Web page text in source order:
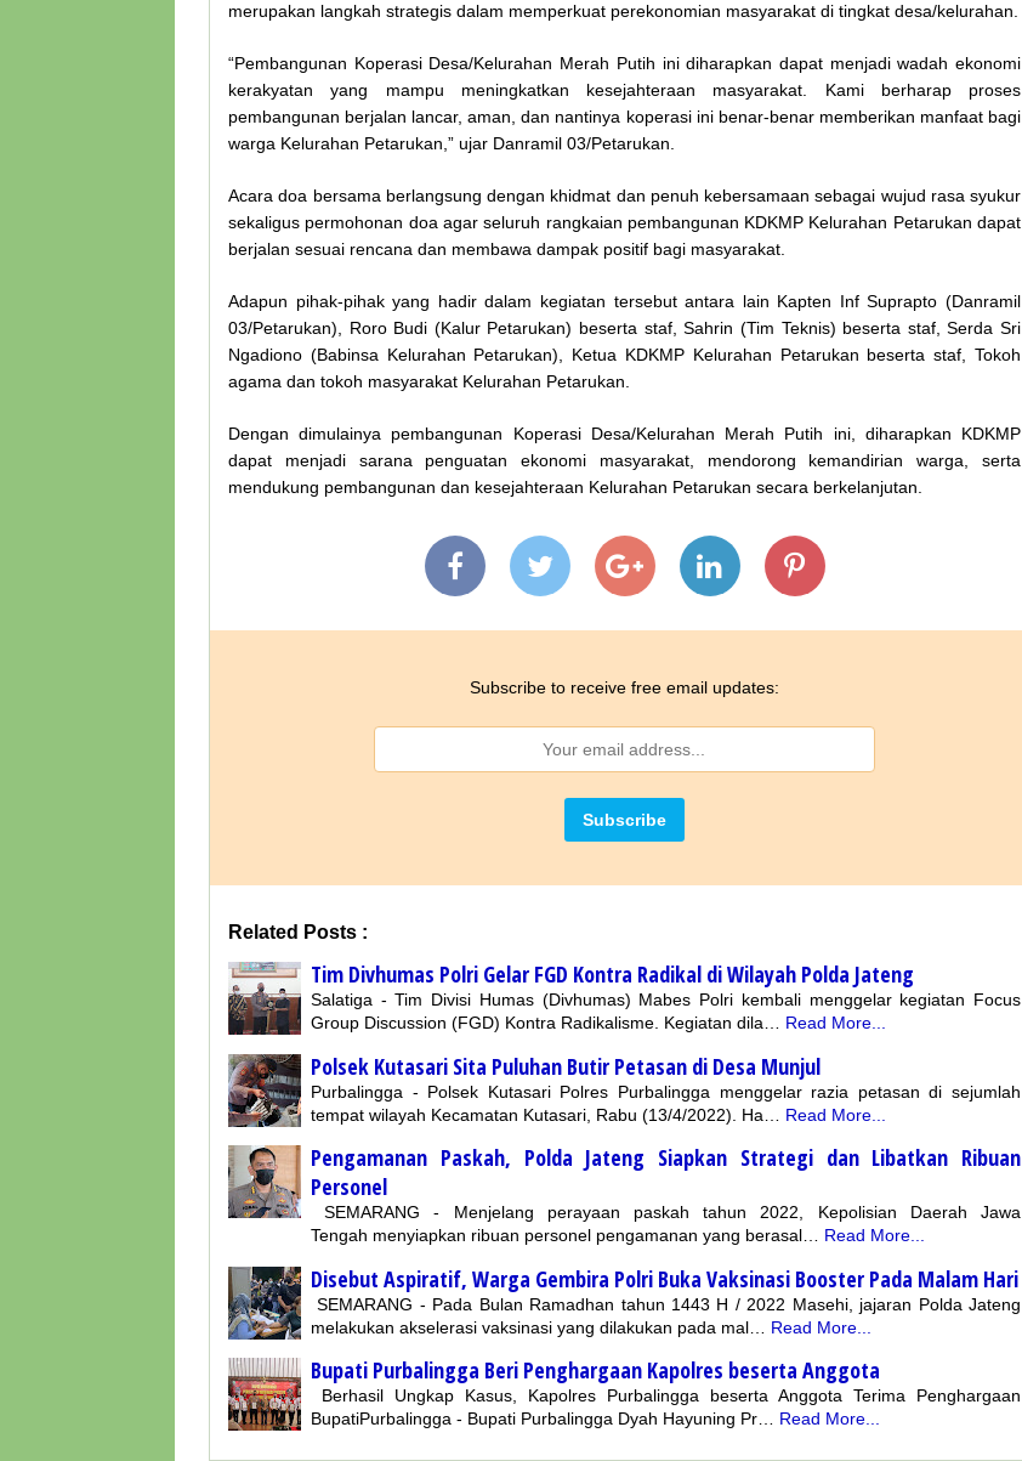
merupakan langkah strategis dalam memperkuat perekonomian masyarakat di tingkat desa/kelurahan.
“Pembangunan Koperasi Desa/Kelurahan Merah Putih ini diharapkan dapat menjadi wadah ekonomi
kerakyatan yang mampu meningkatkan kesejahteraan masyarakat. Kami berharap proses
pembangunan berjalan lancar, aman, dan nantinya koperasi ini benar-benar memberikan manfaat bagi
warga Kelurahan Petarukan,” ujar Danramil 03/Petarukan.
Acara doa bersama berlangsung dengan khidmat dan penuh kebersamaan sebagai wujud rasa syukur
sekaligus permohonan doa agar seluruh rangkaian pembangunan KDKMP Kelurahan Petarukan dapat
berjalan sesuai rencana dan membawa dampak positif bagi masyarakat.
Adapun pihak-pihak yang hadir dalam kegiatan tersebut antara lain Kapten Inf Suprapto (Danramil
03/Petarukan), Roro Budi (Kalur Petarukan) beserta staf, Sahrin (Tim Teknis) beserta staf, Serda Sri
Ngadiono (Babinsa Kelurahan Petarukan), Ketua KDKMP Kelurahan Petarukan beserta staf, Tokoh
agama dan tokoh masyarakat Kelurahan Petarukan.
Dengan dimulainya pembangunan Koperasi Desa/Kelurahan Merah Putih ini, diharapkan KDKMP
dapat menjadi sarana penguatan ekonomi masyarakat, mendorong kemandirian warga, serta
mendukung pembangunan dan kesejahteraan Kelurahan Petarukan secara berkelanjutan.
Subscribe to receive free email updates:
Related Posts :
Tim Divhumas Polri Gelar FGD Kontra Radikal di Wilayah Polda Jateng
Salatiga - Tim Divisi Humas (Divhumas) Mabes Polri kembali menggelar kegiatan Focus
Group Discussion (FGD) Kontra Radikalisme. Kegiatan dila…
Read More...
Polsek Kutasari Sita Puluhan Butir Petasan di Desa Munjul
Purbalingga - Polsek Kutasari Polres Purbalingga menggelar razia petasan di sejumlah
tempat wilayah Kecamatan Kutasari, Rabu (13/4/2022). Ha…
Read More...
Pengamanan Paskah, Polda Jateng Siapkan Strategi dan Libatkan Ribuan
Personel
SEMARANG - Menjelang perayaan paskah tahun 2022, Kepolisian Daerah Jawa
Tengah menyiapkan ribuan personel pengamanan yang berasal…
Read More...
Disebut Aspiratif, Warga Gembira Polri Buka Vaksinasi Booster Pada Malam Hari
SEMARANG - Pada Bulan Ramadhan tahun 1443 H / 2022 Masehi, jajaran Polda Jateng
melakukan akselerasi vaksinasi yang dilakukan pada mal…
Read More...
Bupati Purbalingga Beri Penghargaan Kapolres beserta Anggota
Berhasil Ungkap Kasus, Kapolres Purbalingga beserta Anggota Terima Penghargaan
BupatiPurbalingga - Bupati Purbalingga Dyah Hayuning Pr…
Read More...